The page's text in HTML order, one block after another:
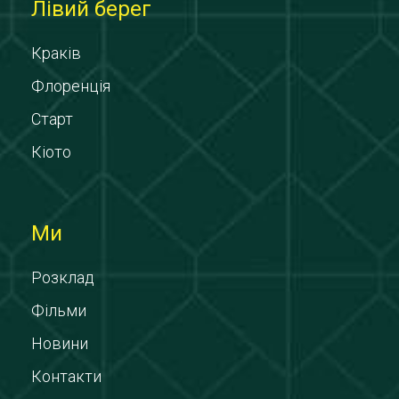
Лівий берег
Краків
Флоренція
Старт
Кіото
Ми
Розклад
Фільми
Новини
Контакти